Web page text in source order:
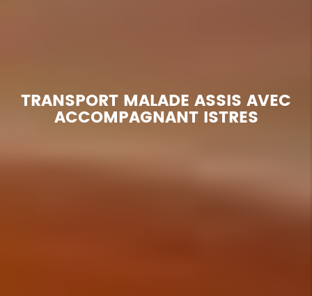
TRANSPORT MALADE ASSIS AVEC
ACCOMPAGNANT ISTRES